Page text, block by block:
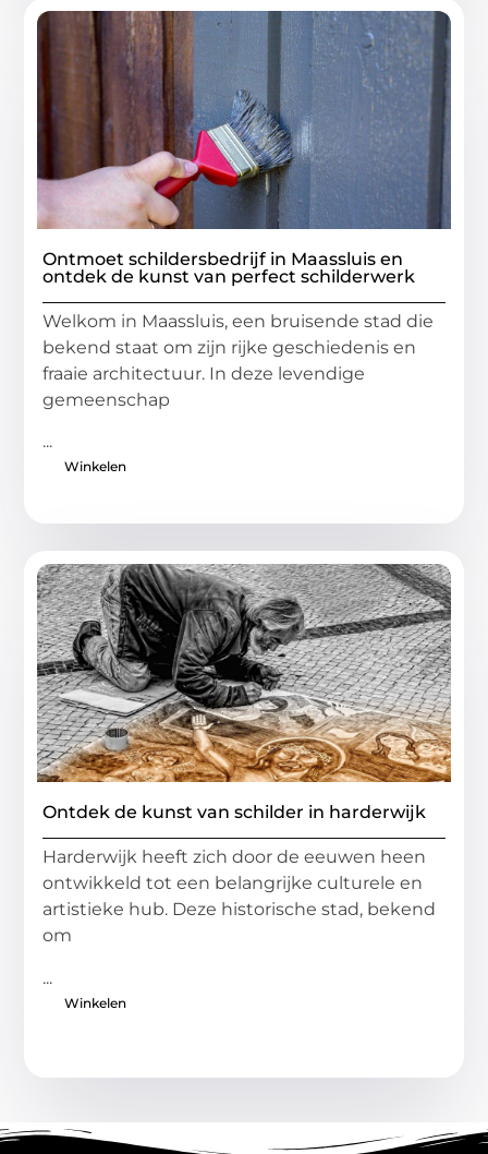
Ontmoet schildersbedrijf in Maassluis en
ontdek de kunst van perfect schilderwerk
Welkom in Maassluis, een bruisende stad die
bekend staat om zijn rijke geschiedenis en
fraaie architectuur. In deze levendige
gemeenschap
...
Winkelen
Ontdek de kunst van schilder in harderwijk
Harderwijk heeft zich door de eeuwen heen
ontwikkeld tot een belangrijke culturele en
artistieke hub. Deze historische stad, bekend
om
...
Winkelen